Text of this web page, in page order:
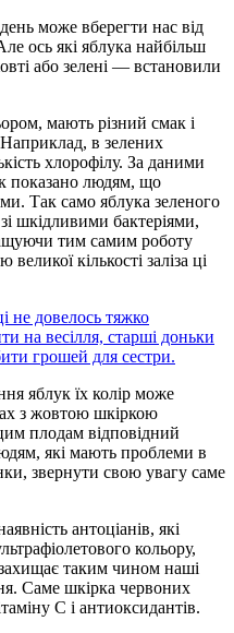
може вберегти нас від
ось які яблука найбільш
або зелені — встановили
мають різний смак і
в зелених
хлорофілу. За даними
показано людям, що
Так само яблука зеленого
шкідливими бактеріями,
тим самим роботу
кількості заліза ці
не довелось тяжко
на весілля, старші доньки
грошей для сестри.
яблук їх колір може
з жовтою шкіркою
плодам відповідний
які мають проблеми в
звернути свою увагу саме
антоціанів, які
кольору,
таким чином наші
Саме шкірка червоних
С і антиоксидантів.